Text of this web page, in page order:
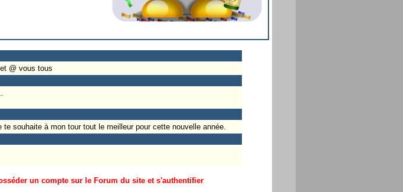
@ vous tous
souhaite à mon tour tout le meilleur pour cette nouvelle année.
un compte sur le Forum du site et s'authentifier